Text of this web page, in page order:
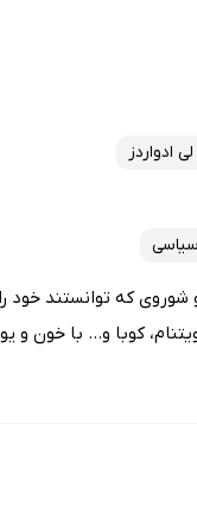
لی ادواردز
شوروی که توانستند
کوبا و... با خون